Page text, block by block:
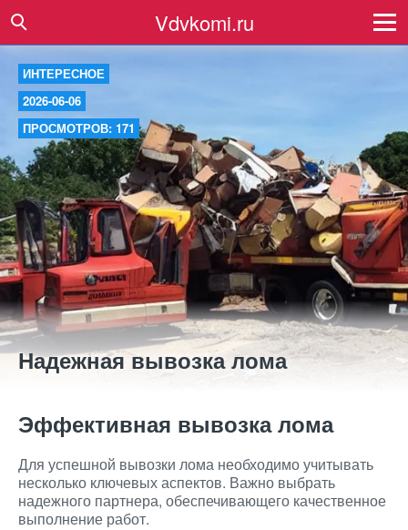
Vdvkomi.ru
ИНТЕРЕСНОЕ
2026-06-06
ПРОСМОТРОВ: 171
Надежная вывозка лома
Эффективная вывозка лома
Для успешной вывозки лома необходимо учитывать
несколько ключевых аспектов. Важно выбрать
надежного партнера, обеспечивающего качественное
выполнение работ.